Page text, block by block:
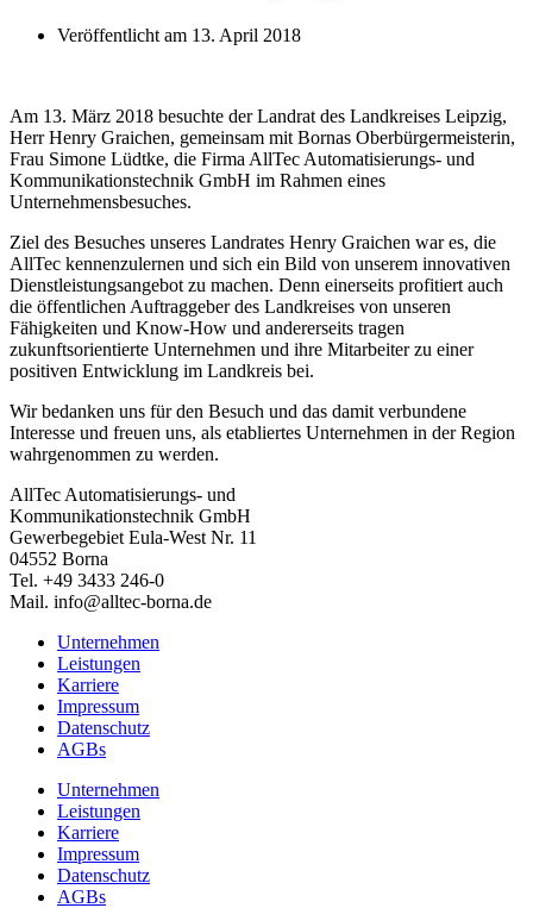
Veröffentlicht am 13. April 2018
Am 13. März 2018 besuchte der Landrat des Landkreises Leipzig,
Herr Henry Graichen, gemeinsam mit Bornas Oberbürgermeisterin,
Frau Simone Lüdtke, die Firma AllTec Automatisierungs- und
Kommunikationstechnik GmbH im Rahmen eines
Unternehmensbesuches.
Ziel des Besuches unseres Landrates Henry Graichen war es, die
AllTec kennenzulernen und sich ein Bild von unserem innovativen
Dienstleistungsangebot zu machen. Denn einerseits profitiert auch
die öffentlichen Auftraggeber des Landkreises von unseren
Fähigkeiten und Know-How und andererseits tragen
zukunftsorientierte Unternehmen und ihre Mitarbeiter zu einer
positiven Entwicklung im Landkreis bei.
Wir bedanken uns für den Besuch und das damit verbundene
Interesse und freuen uns, als etabliertes Unternehmen in der Region
wahrgenommen zu werden.
AllTec Automatisierungs- und
Kommunikationstechnik GmbH
Gewerbegebiet Eula-West Nr. 11
04552 Borna
Tel. +49 3433 246-0
Mail. info@alltec-borna.de
Unternehmen
Leistungen
Karriere
Impressum
Datenschutz
AGBs
Unternehmen
Leistungen
Karriere
Impressum
Datenschutz
AGBs